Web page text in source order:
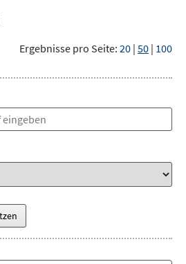
Ergebnisse pro Seite: 20 | 50 | 100